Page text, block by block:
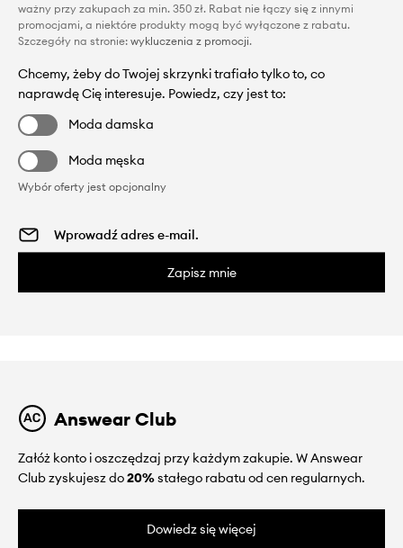
ważny przy zakupach za min. 350 zł. Rabat nie łączy się z innymi
promocjami, a niektóre produkty mogą być wyłączone z rabatu.
Szczegóły na stronie: wykluczenia z promocji.
Chcemy, żeby do Twojej skrzynki trafiało tylko to, co
naprawdę Cię interesuje. Powiedz, czy jest to:
Moda damska
Moda męska
Wybór oferty jest opcjonalny
Zapisz mnie
Answear Club
Załóż konto i oszczędzaj przy każdym zakupie. W Answear
Club zyskujesz do20%stałego rabatu od cen regularnych.
Dowiedz się więcej